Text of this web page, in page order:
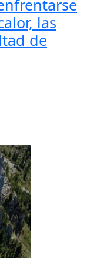
las
de